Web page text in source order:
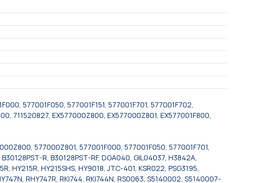
577001F050, 577001F151, 577001F701, 577001F702,
711520827, EX577000Z800, EX577000Z801, EX577001F800,
577000Z801, 577001F000, 577001F050, 577001F701,
R, B30128PST-RF, DGA040, GIL04037, H3842A,
HY215R, HY215SHS, HY9018, JTC-401, KSR022, PSG3195,
RHY747R, RKI744, RKI744N, RS0063, S5140002, S5140007-